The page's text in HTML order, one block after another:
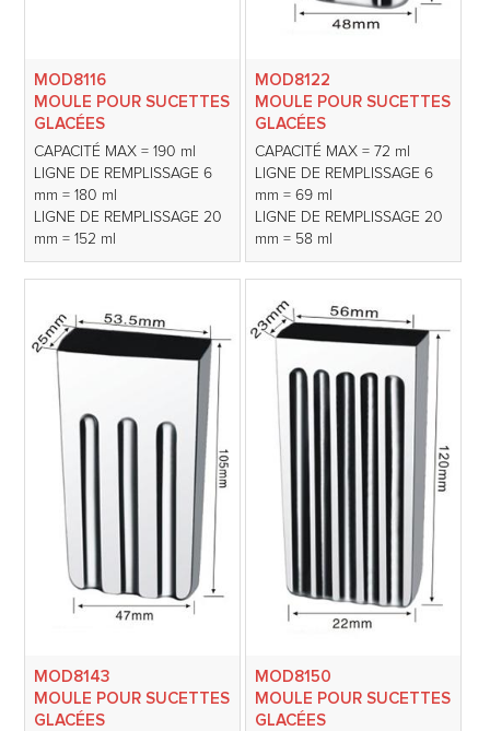
MOD8116
MOULE POUR SUCETTES
GLACÉES
CAPACITÉ MAX = 190 ml
LIGNE DE REMPLISSAGE 6
mm = 180 ml
LIGNE DE REMPLISSAGE 20
mm = 152 ml
MOD8122
MOULE POUR SUCETTES
GLACÉES
CAPACITÉ MAX = 72 ml
LIGNE DE REMPLISSAGE 6
mm = 69 ml
LIGNE DE REMPLISSAGE 20
mm = 58 ml
MOD8143
MOULE POUR SUCETTES
GLACÉES
MOD8150
MOULE POUR SUCETTES
GLACÉES